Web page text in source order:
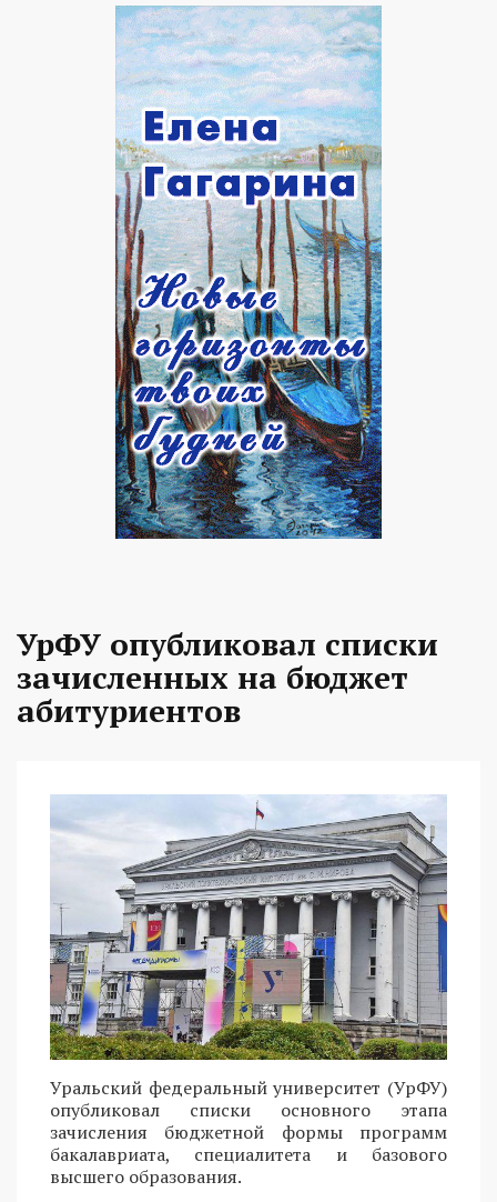
УрФУ опубликовал списки
зачисленных на бюджет
абитуриентов
Уральский федеральный университет (УрФУ)
опубликовал списки основного этапа
зачисления бюджетной формы программ
бакалавриата, специалитета и базового
высшего образования.